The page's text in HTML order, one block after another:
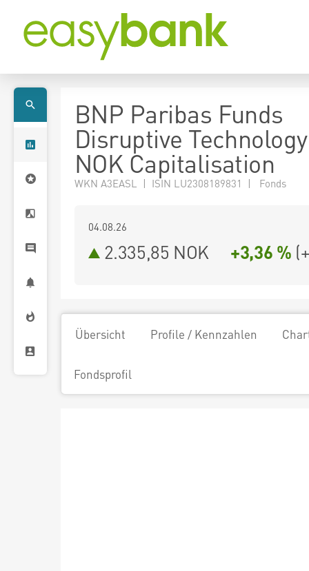
BNP Paribas Funds
Disruptive
NOK Capitalisation
WKN A3EASL | ISIN LU2308189831 | Fonds
04.08.26
2.335,85 NOK +3,36 % (
Übersicht Profile / Kennzahlen
Fondsprofil